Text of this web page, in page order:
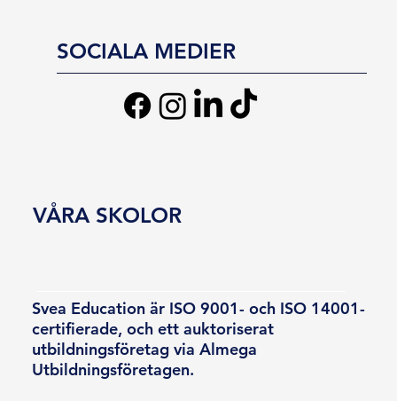
SOCIALA MEDIER
Svea Education är ISO 9001- och ISO 14001-
certifierade, och ett auktoriserat
utbildningsföretag via Almega
Utbildningsföretagen.
VÅRA SKOLOR